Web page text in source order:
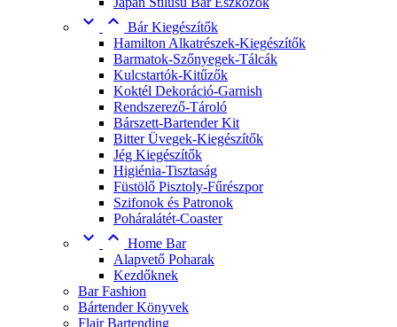
  Bár Kiegészítők
Hamilton Alkatrészek-Kiegészítők
Barmatok-Szőnyegek-Tálcák
Kulcstartók-Kitűzők
Koktél Dekoráció-Garnish
Rendszerező-Tároló
Bárszett-Bartender Kit
Bitter Üvegek-Kiegészítők
Jég Kiegészítők
Higiénia-Tisztaság
Füstölő Pisztoly-Fűrészpor
Szifonok és Patronok
Poháralátét-Coaster
  Home Bar
Alapvető Poharak
Kezdőknek
Bar Fashion
Bártender Könyvek
Flair Bartending